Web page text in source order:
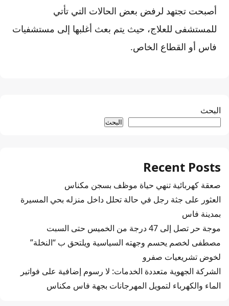
أصبحت تجتهد لرفض بعض الحالات التي تأتي
للمستشفى للعلاج، حيث يتم بعث أغلبها إلى مستشفيات
فاس أو القطاع الخاص.
البحث
البحث
Recent Posts
صعقة كهربائية تنهي حياة موظف بسجن مكناس
العثور على جثة رجل في حالة تحلل داخل منزله بحي المسيرة
بمدينة فاس
موجة حر تصل إلى 47 درجة من الخميس حتى السبت
مصطفى لخصم يحسم وجهته السياسية ويلتحق ب “النخلة”
لخوض تشريعيات صفرو
الشركة الجهوية متعددة الخدمات: لا رسوم إضافية على فواتير
الماء والكهرباء لتمويل المهرجانات بجهة فاس مكناس